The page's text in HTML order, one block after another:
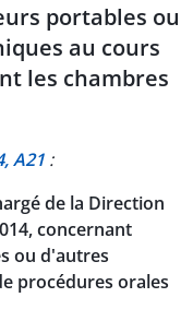
portables ou
au cours
les chambres
A21 :
de la Direction
concernant
ou d'autres
procédures orales